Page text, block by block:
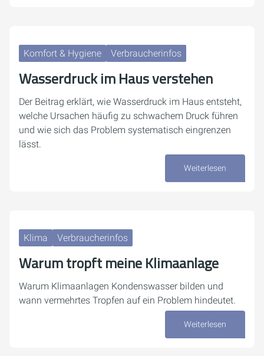
Komfort & Hygiene Verbraucherinfos
Wasserdruck im Haus verstehen
Der Beitrag erklärt, wie Wasserdruck im Haus entsteht,
welche Ursachen häufig zu schwachem Druck führen
und wie sich das Problem systematisch eingrenzen
lässt.
Weiterlesen
Klima Verbraucherinfos
Warum tropft meine Klimaanlage
Warum Klimaanlagen Kondenswasser bilden und
wann vermehrtes Tropfen auf ein Problem hindeutet.
Weiterlesen